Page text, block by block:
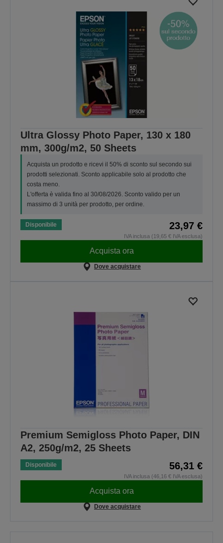
Ultra Glossy Photo Paper, 130 x 180
mm, 300g/m2, 50 Sheets
Acquista un prodotto e ricevi il 50% di sconto sul secondo sui
prodotti selezionati. Sconto applicabile solo al prodotto che
costa meno.
L'offerta è valida fino al 30/08/2026. Sconto valido per un
massimo di 3 unità per prodotto, per ordine.
Disponibile 23,97 €
IVA inclusa (19,65 € IVA esclusa)
Acquista ora
Dove acquistare
Premium Semigloss Photo Paper, DIN
A2, 250g/m2, 25 Sheets
Disponibile 56,31 €
IVA inclusa (46,16 € IVA esclusa)
Acquista ora
Dove acquistare